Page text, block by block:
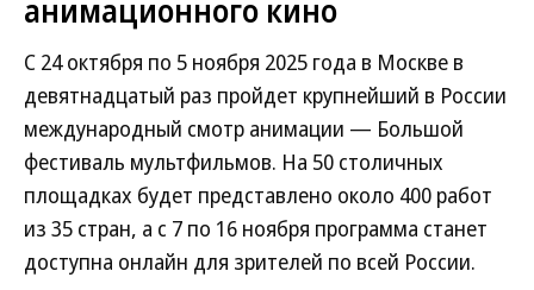
анимационного кино
С 24 октября по 5 ноября 2025 года в Москве в
девятнадцатый раз пройдет крупнейший в России
международный смотр анимации — Большой
фестиваль мультфильмов. На 50 столичных
площадках будет представлено около 400 работ
из 35 стран, а с 7 по 16 ноября программа станет
доступна онлайн для зрителей по всей России.